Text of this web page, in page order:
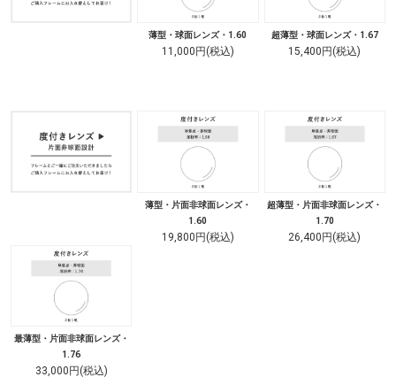
薄型・球面レンズ・1.60
11,000円(税込)
超薄型・球面レンズ・1.67
15,400円(税込)
薄型・片面非球面レンズ・
1.60
19,800円(税込)
超薄型・片面非球面レンズ・
1.70
26,400円(税込)
最薄型・片面非球面レンズ・
1.76
33,000円(税込)